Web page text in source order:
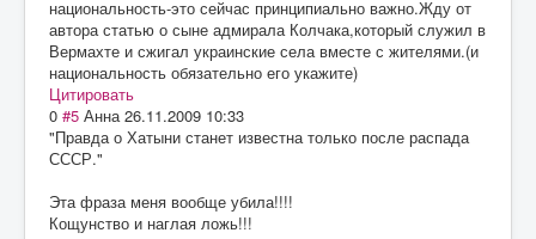
национальность-это сейчас принципиально важно.Жду от
автора статью о сыне адмирала Колчака,который служил в
Вермахте и сжигал украинские села вместе с жителями.(и
национальность обязательно его укажите)
Цитировать
0 #5 Анна 26.11.2009 10:33
"Правда о Хатыни станет известна только после распада
СССР."
Эта фраза меня вообще убила!!!!
Кощунство и наглая ложь!!!